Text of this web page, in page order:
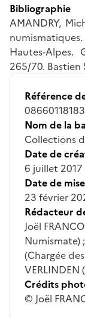
Bibliographie
AMANDRY,
Hautes-Alpes.
265/70. Bastien
Référence
08660118183
Nom de la
Collections
Date de
6 juillet 2017
Date de
23 février
Rédacteur
Joël
Numismate)
(Chargée
Crédits
© Joël